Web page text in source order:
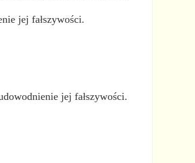
jej fałszywości.
jej fałszywości.